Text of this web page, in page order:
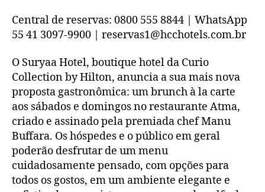
Central de reservas: 0800 555 8844 | WhatsApp
55 41 3097-9900 | reservas1@hcchotels.com.br
O Suryaa Hotel, boutique hotel da Curio
Collection by Hilton, anuncia a sua mais nova
proposta gastronômica: um brunch à la carte
aos sábados e domingos no restaurante Atma,
criado e assinado pela premiada chef Manu
Buffara. Os hóspedes e o público em geral
poderão desfrutar de um menu
cuidadosamente pensado, com opções para
todos os gostos, em um ambiente elegante e